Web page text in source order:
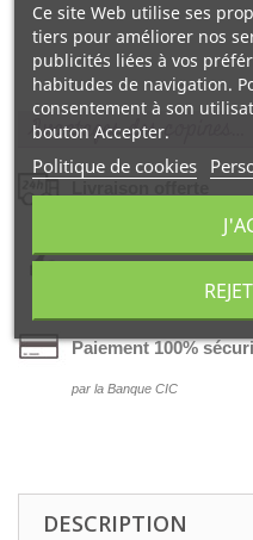
Avantages des copines…
Satisfait ou
Paiement 100%
par la Banque CIC
DESCRIPTION
Ce site Web utilise ses
tiers pour améliorer nos
publicités liées à vos
habitudes de navigation.
consentement à son
bouton Accepter.
Politique de cookies